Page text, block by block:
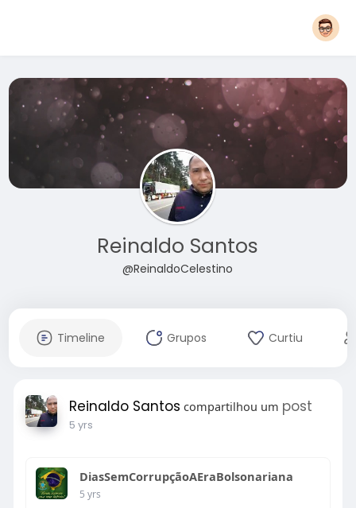
Reinaldo Santos
@ReinaldoCelestino
Timeline Grupos Curtiu
Reinaldo Santos compartilhou um post
5 yrs
DiasSemCorrupçãoAEraBolsonariana
5 yrs